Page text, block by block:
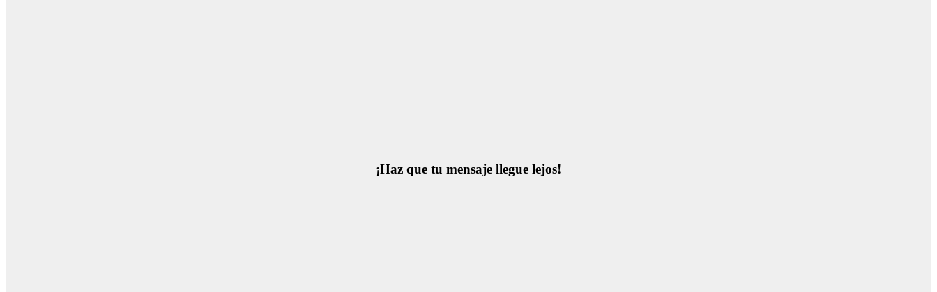
¡Haz que tu mensaje llegue lejos!